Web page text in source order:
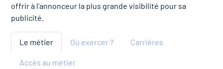
offrir à l'annonceur la plus grande visibilité pour sa
publicité.
Le métier Où exercer ? Carrières
Accès au métier